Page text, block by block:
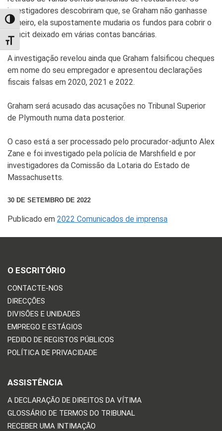
TOGGLE HIGH CONTRAST
TOGGLE FONT SIZE
investigadores descobriram que, se Graham não ganhasse
dinheiro, ela supostamente mudaria os fundos para cobrir o
déficit deixado em várias contas bancárias.
A investigação revelou ainda que Graham falsificou cheques
em nome do seu empregador e apresentou declarações
fiscais falsas em 2020, 2021 e 2022.
Graham será acusado das acusações no Tribunal Superior
de Plymouth numa data posterior.
O caso está a ser processado pelo procurador-adjunto Alex
Zane e foi investigado pela polícia de Marshfield e por
investigadores da Comissão da Lotaria do Estado de
Massachusetts.
30 DE SETEMBRO DE 2022
Publicado em 2022 Comunicados de imprensa
O ESCRITÓRIO
CONTACTE-NOS
DIRECÇÕES
DIVISÕES E UNIDADES
EMPREGO E ESTÁGIOS
PEDIDO DE REGISTOS PÚBLICOS
POLÍTICA DE PRIVACIDADE
ASSISTÊNCIA
A DECLARAÇÃO DE DIREITOS DA VÍTIMA
GLOSSÁRIO DE TERMOS DO TRIBUNAL
RECEBER UMA INTIMAÇÃO